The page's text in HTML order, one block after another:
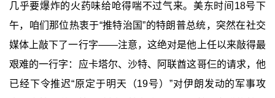
几乎要爆炸的火药味给呛得喘不过气来。美东时间18号下
午，咱们那位热衷于“推特治国”的特朗普总统，突然在社交
媒体上敲下了一行字——注意，这绝对是他上任以来敲得最
艰难的一行字：应卡塔尔、沙特、阿联酋这哥仨的请求，他
已经下令推迟“原定于明天（19号）”对伊朗发动的军事攻